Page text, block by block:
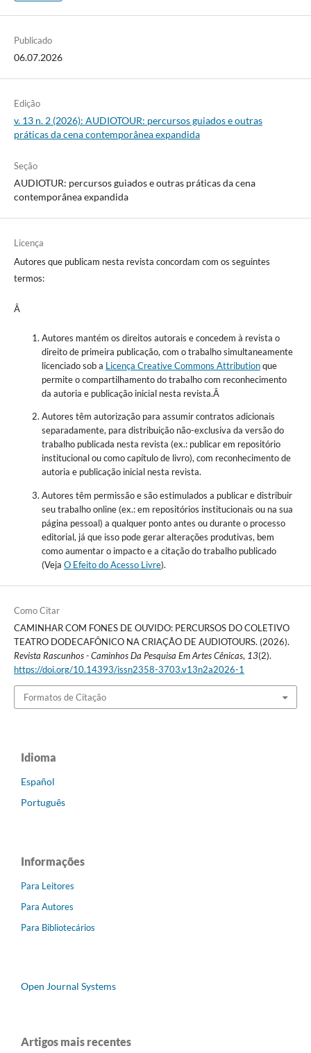
Publicado
06.07.2026
Edição
v. 13 n. 2 (2026): AUDIOTOUR: percursos guiados e outras
práticas da cena contemporânea expandida
Seção
AUDIOTUR: percursos guiados e outras práticas da cena
contemporânea expandida
Licença
Autores que publicam nesta revista concordam com os seguintes
termos:
Â
Autores mantém os direitos autorais e concedem à revista o
direito de primeira publicação, com o trabalho simultaneamente
licenciado sob a Licença Creative Commons Attributionque
permite o compartilhamento do trabalho com reconhecimento
da autoria e publicação inicial nesta revista.Â
Autores têm autorização para assumir contratos adicionais
separadamente, para distribuição não-exclusiva da versão do
trabalho publicada nesta revista (ex.: publicar em repositório
institucional ou como capítulo de livro), com reconhecimento de
autoria e publicação inicial nesta revista.
Autores têm permissão e são estimulados a publicar e distribuir
seu trabalho online (ex.: em repositórios institucionais ou na sua
página pessoal) a qualquer ponto antes ou durante o processo
editorial, já que isso pode gerar alterações produtivas, bem
como aumentar o impacto e a citação do trabalho publicado
(Veja O Efeito do Acesso Livre).
Como Citar
CAMINHAR COM FONES DE OUVIDO: PERCURSOS DO COLETIVO
TEATRO DODECAFÔNICO NA CRIAÇÃO DE AUDIOTOURS. (2026).
Revista Rascunhos - Caminhos Da Pesquisa Em Artes Cênicas, 13(2).
https://doi.org/10.14393/issn2358-3703.v13n2a2026-1
Formatos de Citação
Idioma
Español
Português
Informações
Para Leitores
Para Autores
Para Bibliotecários
Open Journal Systems
Artigos mais recentes